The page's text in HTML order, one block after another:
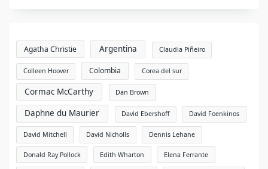
Agatha Christie Argentina Claudia Piñeiro
Colleen Hoover Colombia Corea del sur
Cormac McCarthy Dan Brown
Daphne du Maurier David Ebershoff David Foenkinos
David Mitchell David Nicholls Dennis Lehane
Donald Ray Pollock Edith Wharton Elena Ferrante